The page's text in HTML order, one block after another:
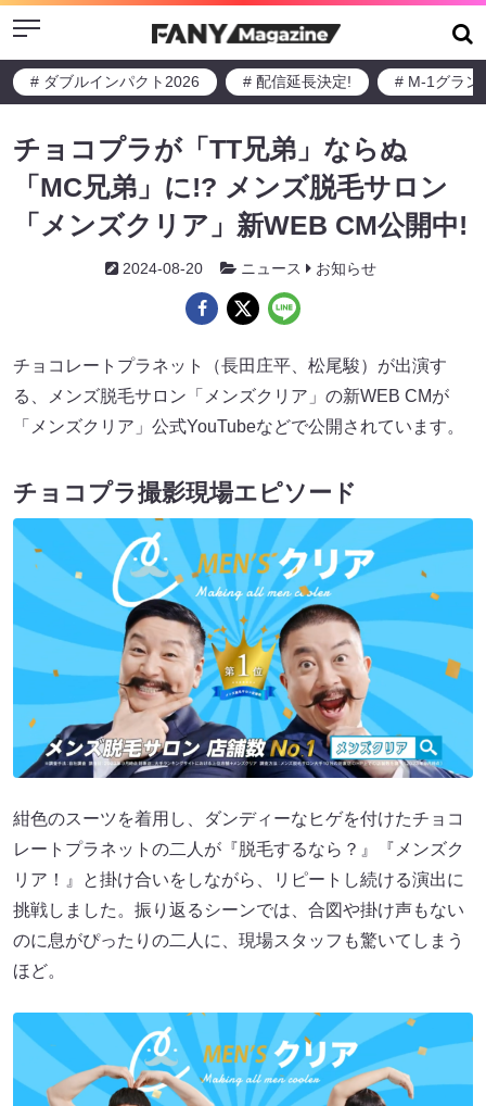
Menu
# ダブルインパクト2026 # 配信延長決定! # M-1グラン
チョコプラが「TT兄弟」ならぬ
「MC兄弟」に!? メンズ脱毛サロン
「メンズクリア」新WEB CM公開中!
2024-08-20 ニュース お知らせ
チョコレートプラネット（長田庄平、松尾駿）が出演す
る、メンズ脱毛サロン「メンズクリア」の新WEB CMが
「メンズクリア」公式YouTubeなどで公開されています。
チョコプラ撮影現場エピソード
紺色のスーツを着用し、ダンディーなヒゲを付けたチョコ
レートプラネットの二人が『脱毛するなら？』『メンズク
リア！』と掛け合いをしながら、リピートし続ける演出に
挑戦しました。振り返るシーンでは、合図や掛け声もない
のに息がぴったりの二人に、現場スタッフも驚いてしまう
ほど。